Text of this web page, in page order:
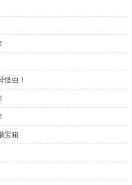
怪虫！
宝箱